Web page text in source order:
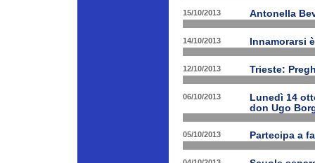
15/10/2013 Antonella
14/10/2013 Innamorarsi
12/10/2013 Trieste:
06/10/2013
Lunedì 14
don Ugo
05/10/2013 Partecipa a